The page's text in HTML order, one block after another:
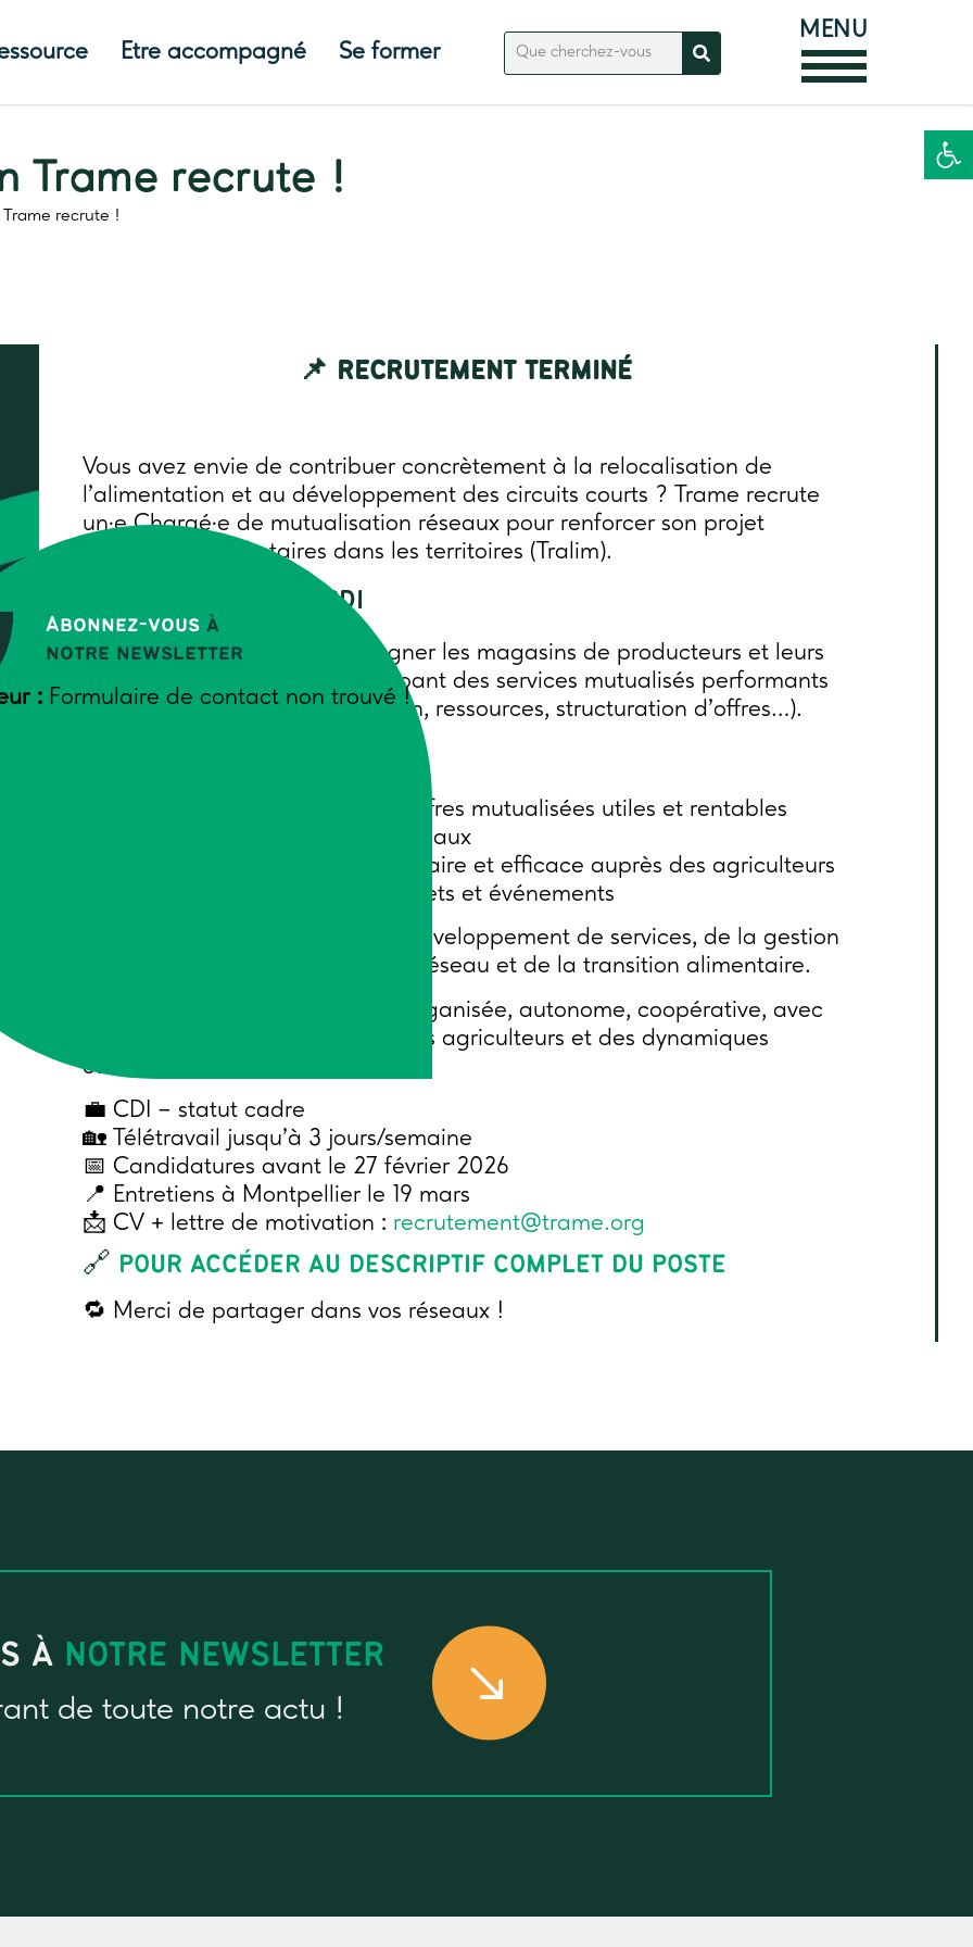
Ouvrir
Etre accompagné Se former
MENU
Abonnez-vous à
notre newsletter
: Formulaire de contact non trouvé !
Trame recrute !
Trame recrute !
📌 RECRUTEMENT TERMINÉ
Vous avez envie de contribuer concrètement à la relocalisation de
l’alimentation et au développement des circuits courts ? Trame recrute
un·e Chargé·e de mutualisation réseaux pour renforcer son projet
Transitions alimentaires dans les territoires (Tralim).
📍 MONTPELLIER – CDI
🌾 Notre ambition : accompagner les magasins de producteurs et leurs
réseaux régionaux en développant des services mutualisés performants
(achats groupés, communication, ressources, structuration d’offres…).
– Structurer et développer des offres mutualisées utiles et rentables
– Coordonner fournisseurs et réseaux
– Produire une communication claire et efficace auprès des agriculteurs
– Appuyer l’équipe dans ses projets et événements
👉 Un poste au croisement du développement de services, de la gestion
commerciale, de l’animation de réseau et de la transition alimentaire.
Nous cherchons une personne organisée, autonome, coopérative, avec
l’envie de travailler au service des agriculteurs et des dynamiques
collectives.
💼 CDI – statut cadre
🏡 Télétravail jusqu’à 3 jours/semaine
📅 Candidatures avant le 27 février 2026
📍 Entretiens à Montpellier le 19 mars
📩 CV + lettre de motivation : recrutement@trame.org
🔗 POUR ACCÉDER AU DESCRIPTIF COMPLET DU POSTE
🔁 Merci de partager dans vos réseaux !
À NOTRE NEWSLETTER
de toute notre actu !